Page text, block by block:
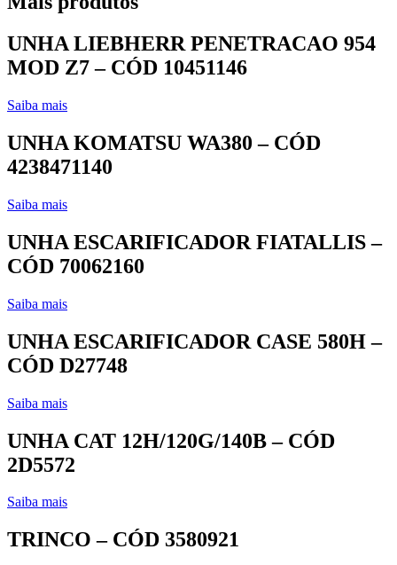
UNHA LIEBHERR PENETRACAO 954
MOD Z7 – CÓD 10451146
Saiba mais
UNHA KOMATSU WA380 – CÓD
4238471140
Saiba mais
UNHA ESCARIFICADOR FIATALLIS –
CÓD 70062160
Saiba mais
UNHA ESCARIFICADOR CASE 580H –
CÓD D27748
Saiba mais
UNHA CAT 12H/120G/140B – CÓD
2D5572
Saiba mais
TRINCO – CÓD 3580921